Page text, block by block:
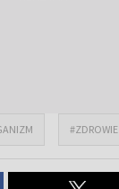
#ZDROWIE